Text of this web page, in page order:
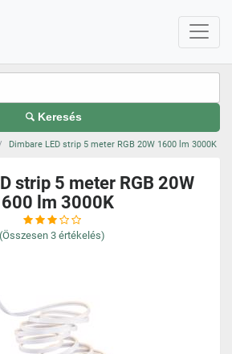
Keresés
Dimbare LED strip 5 meter RGB 20W 1600 lm 3000K
strip 5 meter RGB 20W
lm 3000K
(Összesen 3 értékelés)